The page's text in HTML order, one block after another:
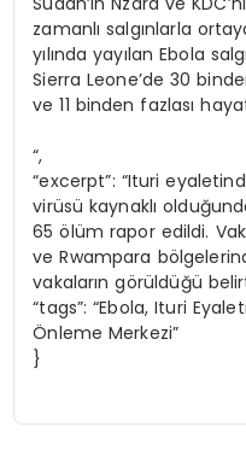
zamanlı salgınlarla
yılında yayılan Ebola
Sierra Leone’de 30
ve 11 binden fazlası
“,
“excerpt”: “Ituri
virüsü kaynaklı
65 ölüm rapor edildi.
ve Rwampara
vakaların görüldüğü
“tags”: “Ebola, Ituri
Önleme Merkezi”
}